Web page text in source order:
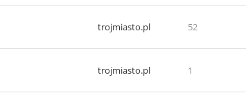
trojmiasto.pl 52
trojmiasto.pl 1